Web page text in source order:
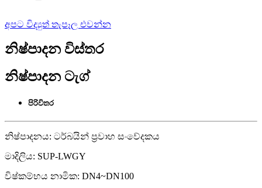
අපට විද්‍යුත් තැපෑල එවන්න
නිෂ්පාදන විස්තර
නිෂ්පාදන ටැග්
පිරිවිතර
නිෂ්පාදනය: ටර්බයින් ප්‍රවාහ සංවේදකය
මාදිලිය: SUP-LWGY
විෂ්කම්භය නාමික: DN4~DN100